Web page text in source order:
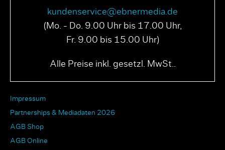
kundenservice@ebnermedia.de
(Mo. - Do. 9.00 Uhr bis 17.00 Uhr,
Fr. 9.00 bis 15.00 Uhr)
Alle Preise inkl. gesetzl. MwSt..
Impressum
Partnerships & Mediadaten 2026
AGB Shop
AGB Online